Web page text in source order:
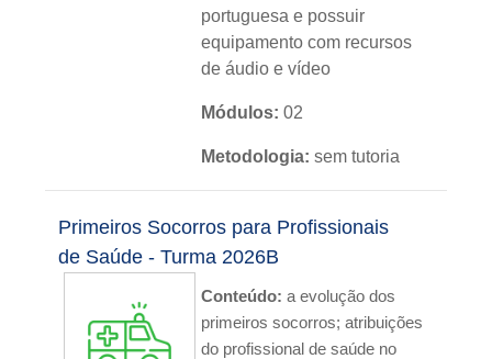
portuguesa e possuir
equipamento com recursos
de áudio e vídeo
Módulos: 02
Metodologia: sem tutoria
Nível:
Idioma: português
Primeiros Socorros para Profissionais
de Saúde - Turma 2026B
Conteúdo: a evolução dos
primeiros socorros; atribuições
do profissional de saúde no